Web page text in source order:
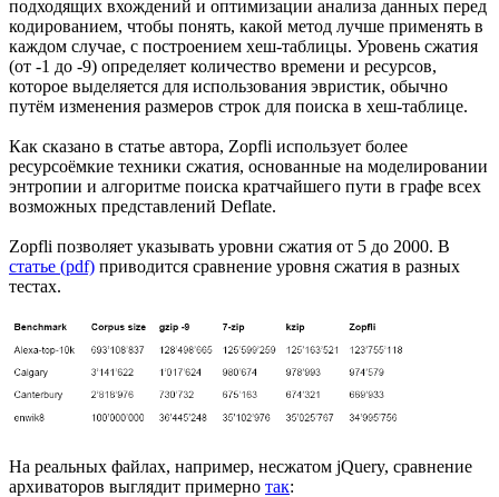
подходящих вхождений и оптимизации анализа данных перед
кодированием, чтобы понять, какой метод лучше применять в
каждом случае, с построением хеш-таблицы. Уровень сжатия
(от -1 до -9) определяет количество времени и ресурсов,
которое выделяется для использования эвристик, обычно
путём изменения размеров строк для поиска в хеш-таблице.
Как сказано в статье автора, Zopfli использует более
ресурсоёмкие техники сжатия, основанные на моделировании
энтропии и алгоритме поиска кратчайшего пути в графе всех
возможных представлений Deflate.
Zopfli позволяет указывать уровни сжатия от 5 до 2000. В
статье (pdf) приводится сравнение уровня сжатия в разных
тестах.
На реальных файлах, например, несжатом jQuery, сравнение
архиваторов выглядит примерно так: